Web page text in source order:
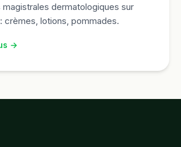
magistrales dermatologiques sur
crèmes, lotions, pommades.
→